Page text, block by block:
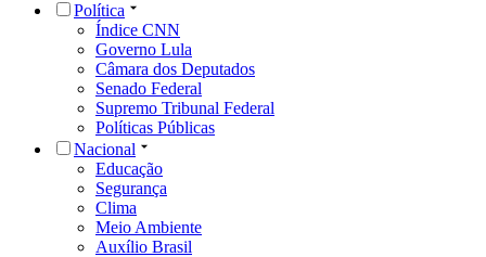
Política
Índice CNN
Governo Lula
Câmara dos Deputados
Senado Federal
Supremo Tribunal Federal
Políticas Públicas
Nacional
Educação
Segurança
Clima
Meio Ambiente
Auxílio Brasil